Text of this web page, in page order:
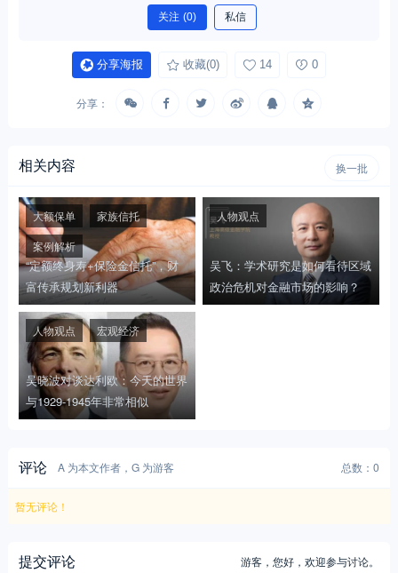
关注 (0) 私信
分享海报 收藏(0) 14 0
分享：
相关内容 换一批
“定额终身寿+保险金信托”，财
富传承规划新利器
大额保单
家族信托
案例解析
吴飞：学术研究是如何看待区域
政治危机对金融市场的影响？
人物观点
吴晓波对谈达利欧：今天的世界
与1929-1945年非常相似
人物观点 宏观经济
评论 A 为本文作者，G 为游客 总数：0
暂无评论！
提交评论 游客，您好，欢迎参与讨论。